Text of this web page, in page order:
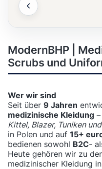
ModernBHP |
Scrubs und
Wer wir sind
Seit über 9 Jahren
medizinische Kleidung –
Kittel, Blazer, Tuniken
in Polen und auf 15+
bedienen sowohl B2C-
Heute gehören wir zu
medizinischer Kleidung